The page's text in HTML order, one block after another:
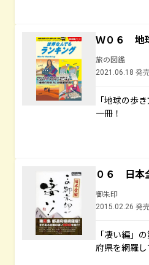
Ｗ０６ 地
旅の図鑑
2021.06.18 発
「地球の歩
一冊！
０６ 日本
御朱印
2015.02.26 発
「凄い編」
府県を網羅し